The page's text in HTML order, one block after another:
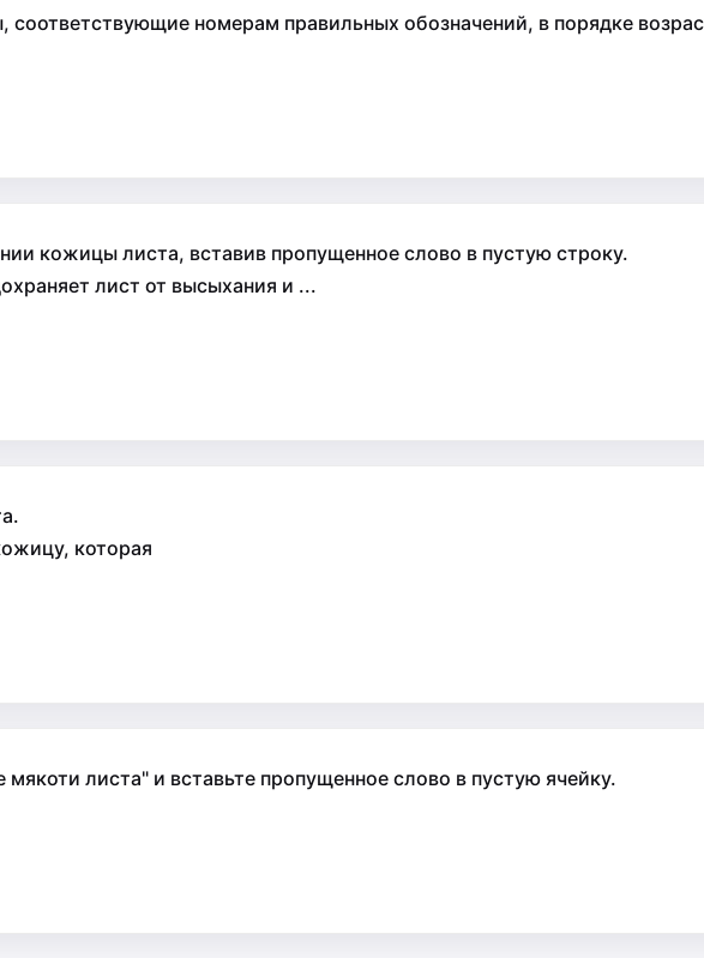
номерам правильных обозначений, в порядке
кожицы листа, вставив пропущенное слово в пустую строку.
лист от высыхания и ...
которая
листа" и вставьте пропущенное слово в пустую ячейку.